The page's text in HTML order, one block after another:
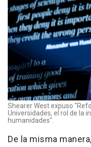
Shearer West expuso
Universidades, el rol de la
humanidades".
De la misma